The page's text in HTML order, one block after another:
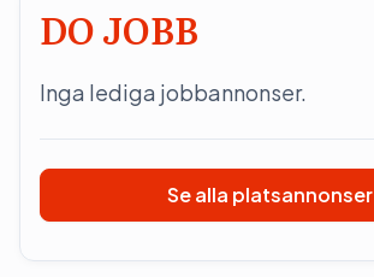
DO JOBB
Inga lediga jobbannonser.
Se alla platsannonser